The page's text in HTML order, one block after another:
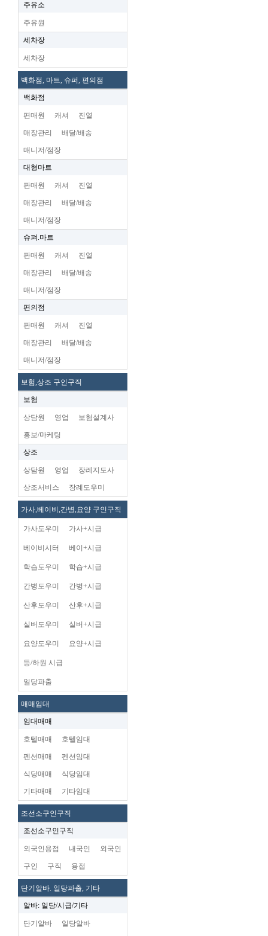
주유소
주유원
세차장
세차장
백화점, 마트, 슈퍼, 편의점
백화점
편매원 캐셔 진열
매장관리 배달/배송
매니저/점장
대형마트
판매원 캐셔 진열
매장관리 배달/배송
매니저/점장
슈펴.마트
판매원 캐셔 진열
매장관리 배달/배송
매니저/점장
편의점
판매원 캐셔 진열
매장관리 배달/배송
매니저/점장
보험,상조 구인구직
보험
상담원 영업 보험설계사
홍보/마케팅
상조
상담원 영업 장례지도사
상조서비스 장례도우미
가사,베이비,간병,요양 구인구직
가사도우미 가사+시급
베이비시터 베이+시급
학습도우미 학습+시급
간병도우미 간병+시급
산후도우미 산후+시급
실버도우미 실버+시급
요양도우미 요양+시급
등/하원 시급
일당파출
매매임대
임대매매
호텔매매 호텔임대
펜션매매 펜션임대
식당매매 식당임대
기타매매 기타임대
조선소구인구직
조선소구인구직
외국인용접 내국인 외국인
구인 구직 용접
단기알바. 일당파출, 기타
알바: 일당/시급/기타
단기알바 일당알바